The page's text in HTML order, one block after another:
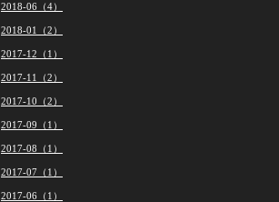
2018-06（4）
2018-01（2）
2017-12（1）
2017-11（2）
2017-10（2）
2017-09（1）
2017-08（1）
2017-07（1）
2017-06（1）